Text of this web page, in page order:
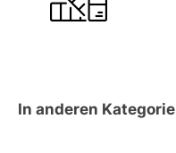
In anderen